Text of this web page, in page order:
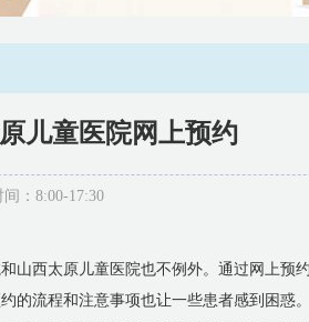
儿童医院网上预约
：8:00-17:30
山西太原儿童医院也不例外。通过网上预
的流程和注意事项也让一些患者感到困惑